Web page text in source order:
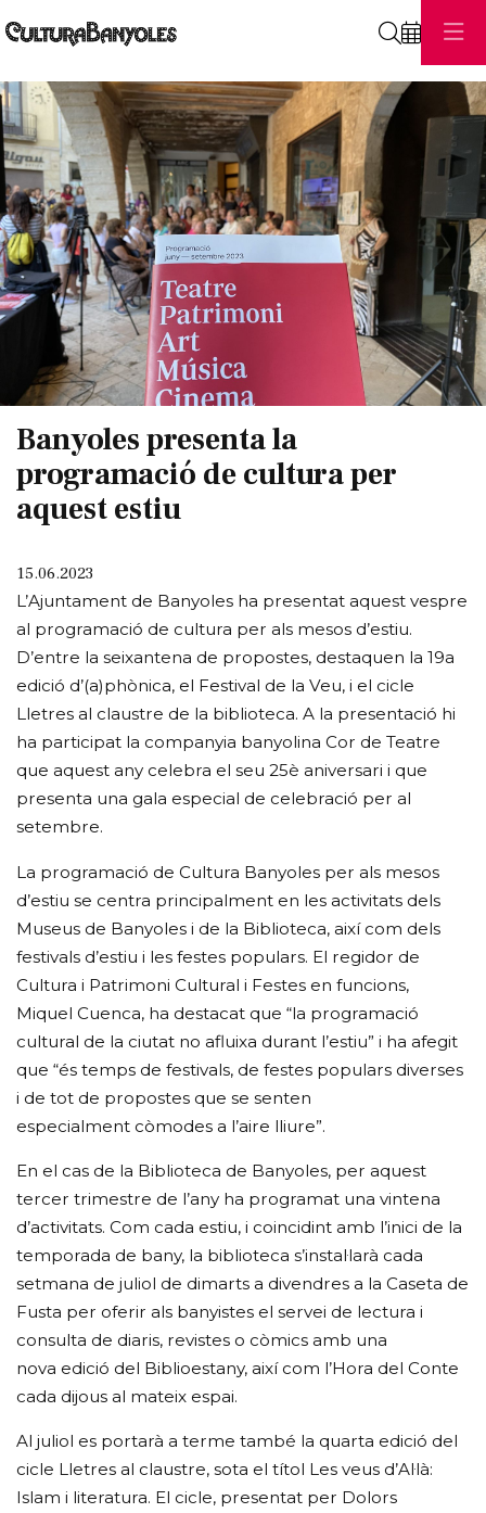
Banyoles presenta la
programació de cultura per
aquest estiu
15.06.2023
L’Ajuntament de Banyoles ha presentat aquest vespre
al programació de cultura per als mesos d’estiu.
D’entre la seixantena de propostes, destaquen la 19a
edició d’(a)phònica, el Festival de la Veu, i el cicle
Lletres al claustre de la biblioteca. A la presentació hi
ha participat la companyia banyolina Cor de Teatre
que aquest any celebra el seu 25è aniversari i que
presenta una gala especial de celebració per al
setembre.
La programació de Cultura Banyoles per als mesos
d’estiu se centra principalment en les activitats dels
Museus de Banyoles i de la Biblioteca, així com dels
festivals d’estiu i les festes populars. El regidor de
Cultura i Patrimoni Cultural i Festes en funcions,
Miquel Cuenca, ha destacat que “la programació
cultural de la ciutat no afluixa durant l’estiu” i ha afegit
que “és temps de festivals, de festes populars diverses
i de tot de propostes que se senten
especialment còmodes a l’aire lliure”.
En el cas de la Biblioteca de Banyoles, per aquest
tercer trimestre de l’any ha programat una vintena
d’activitats. Com cada estiu, i coincidint amb l’inici de la
temporada de bany, la biblioteca s’instal·larà cada
setmana de juliol de dimarts a divendres a la Caseta de
Fusta per oferir als banyistes el servei de lectura i
consulta de diaris, revistes o còmics amb una
nova edició del Biblioestany, així com l’Hora del Conte
cada dijous al mateix espai.
Al juliol es portarà a terme també la quarta edició del
cicle Lletres al claustre, sota el títol Les veus d’Al·là:
Islam i literatura. El cicle, presentat per Dolors